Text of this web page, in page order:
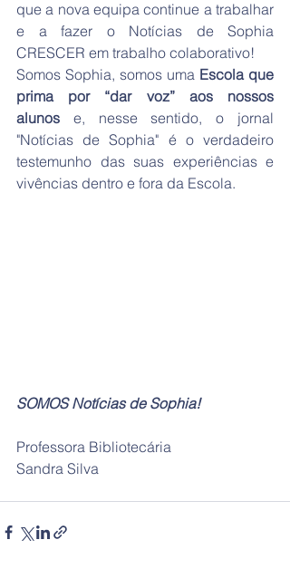
que a nova equipa continue a trabalhar
e a fazer o Notícias de Sophia
CRESCER em trabalho colaborativo!
Somos Sophia, somos uma Escola que
prima por “dar voz” aos nossos
alunos e, nesse sentido, o jornal
"Notícias de Sophia" é o verdadeiro
testemunho das suas experiências e
vivências dentro e fora da Escola.
SOMOS Notícias de Sophia!
Professora Bibliotecária
Sandra Silva